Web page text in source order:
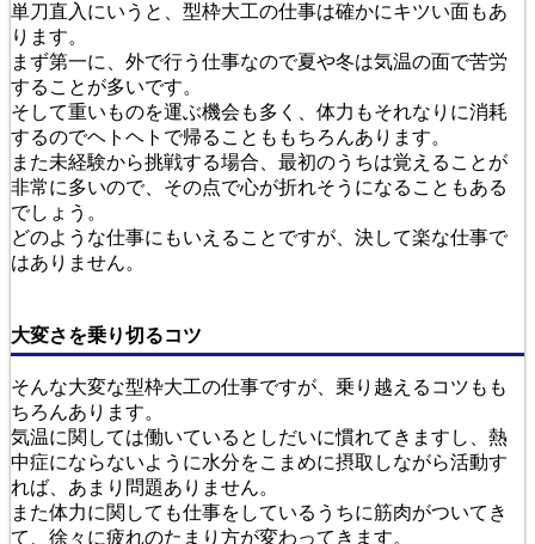
単刀直入にいうと、型枠大工の仕事は確かにキツい面もあ
ります。
まず第一に、外で行う仕事なので夏や冬は気温の面で苦労
することが多いです。
そして重いものを運ぶ機会も多く、体力もそれなりに消耗
するのでヘトヘトで帰ることももちろんあります。
また未経験から挑戦する場合、最初のうちは覚えることが
非常に多いので、その点で心が折れそうになることもある
でしょう。
どのような仕事にもいえることですが、決して楽な仕事で
はありません。
大変さを乗り切るコツ
そんな大変な型枠大工の仕事ですが、乗り越えるコツもも
ちろんあります。
気温に関しては働いているとしだいに慣れてきますし、熱
中症にならないように水分をこまめに摂取しながら活動す
れば、あまり問題ありません。
また体力に関しても仕事をしているうちに筋肉がついてき
て、徐々に疲れのたまり方が変わってきます。